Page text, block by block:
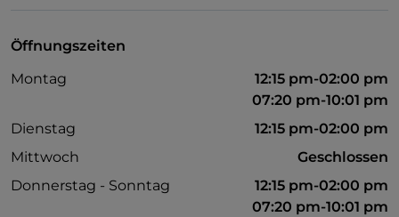
Es wird Englisch gesprochen
Es wird Französisch gesprochen
WLAN
Öffnungszeiten
Montag
12:15 pm-02:00 pm
07:20 pm-10:01 pm
Dienstag
12:15 pm-02:00 pm
Mittwoch
Geschlossen
Donnerstag - Sonntag
12:15 pm-02:00 pm
07:20 pm-10:01 pm